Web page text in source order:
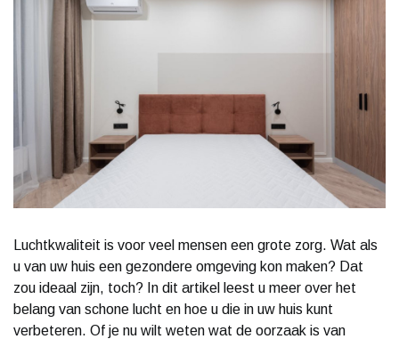
Luchtkwaliteit is voor veel mensen een grote zorg. Wat als
u van uw huis een gezondere omgeving kon maken? Dat
zou ideaal zijn, toch? In dit artikel leest u meer over het
belang van schone lucht en hoe u die in uw huis kunt
verbeteren. Of je nu wilt weten wat de oorzaak is van